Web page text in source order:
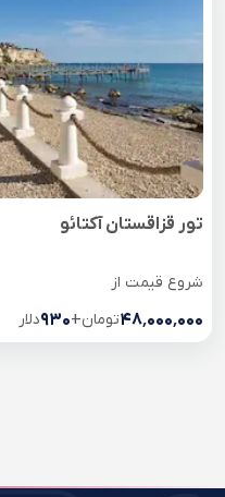
تور قزاقستان آکتائو
شروع قیمت از
۴۸٬۰۰۰٬۰۰۰تومان+۹۳۰دلار